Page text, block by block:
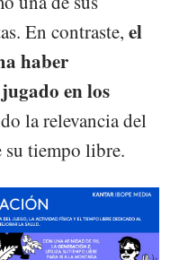
En contraste, el
haber
en los
la relevancia del
tiempo libre.